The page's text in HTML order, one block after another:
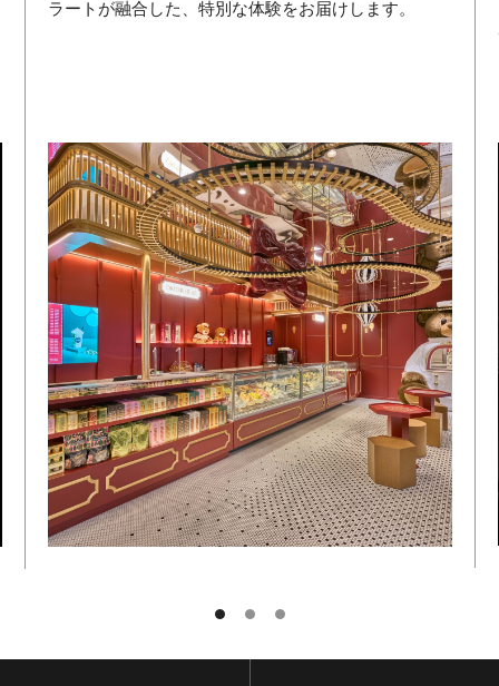
姓と名
メールアドレス
ラートが融合した、特別な体験をお届けします。